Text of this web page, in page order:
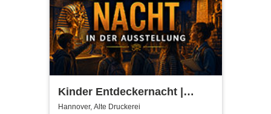
Kinder Entdeckernacht |
TUTANCHAMUN | Hannover -
Hannover, Alte Druckerei